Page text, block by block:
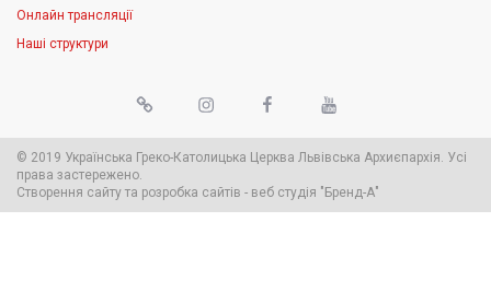
Онлайн трансляції
Наші структури
© 2019 Українська Греко-Католицька Церква Львівська Архиєпархія. Усі
права застережено.
Створення сайту та розробка сайтів - веб студія "Бренд-А"